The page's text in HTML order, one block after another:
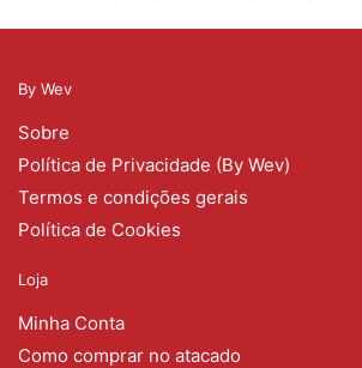
By Wev
Sobre
Política de Privacidade (By Wev)
Termos e condições gerais
Política de Cookies
Loja
Minha Conta
Como comprar no atacado